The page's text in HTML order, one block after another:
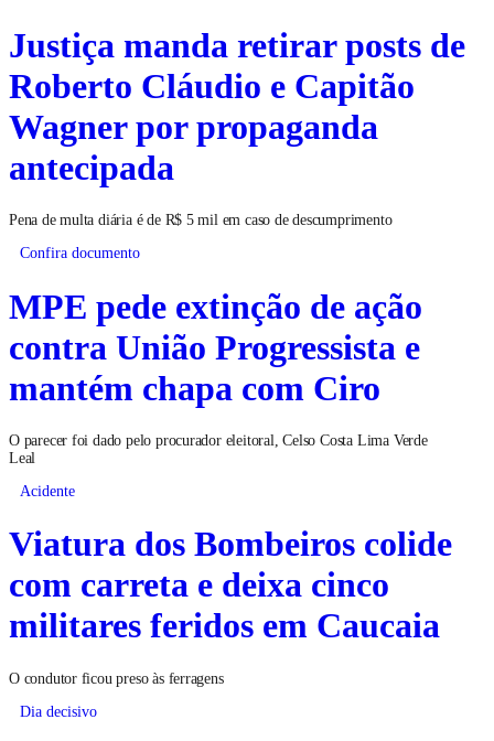
Justiça manda retirar posts de
Roberto Cláudio e Capitão
Wagner por propaganda
antecipada
Pena de multa diária é de R$ 5 mil em caso de descumprimento
Confira documento
MPE pede extinção de ação
contra União Progressista e
mantém chapa com Ciro
O parecer foi dado pelo procurador eleitoral, Celso Costa Lima Verde
Leal
Acidente
Viatura dos Bombeiros colide
com carreta e deixa cinco
militares feridos em Caucaia
O condutor ficou preso às ferragens
Dia decisivo